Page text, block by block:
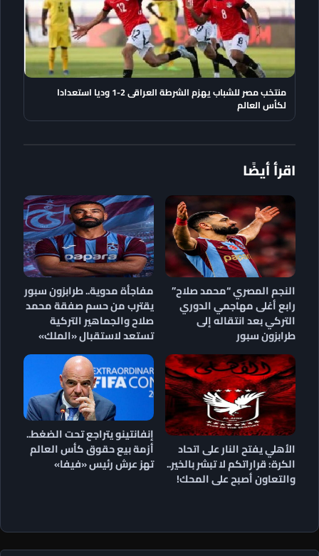
منتخب مصر للشباب يهزم الشرطة العراقى 2-1 وديا استعدادا
لكأس العالم
اقرأ أيضًا
النجم المصري “محمد صلاح”
رابع أغلى مهاجمي الدوري
التركي بعد انتقاله إلى
طرابزون سبور
مفاجأة مدوية.. طرابزون سبور
يقترب من حسم صفقة محمد
صلاح والجماهير التركية
تستعد لاستقبال «الملك»
الأهلي يفتح النار على اتحاد
الكرة: قراراتكم لا تبشر بالخير..
والتعاون أصبح على المحك!
إنفانتينو يتراجع تحت الضغط..
أزمة بيع حقوق كأس العالم
تهز عرش رئيس «فيفا»